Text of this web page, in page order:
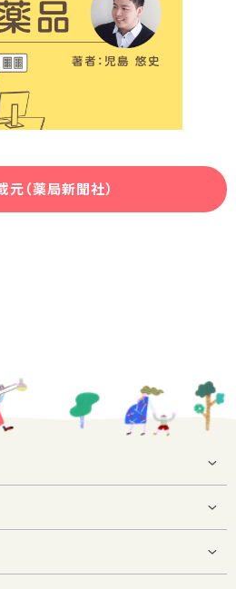
元（薬局新聞社）